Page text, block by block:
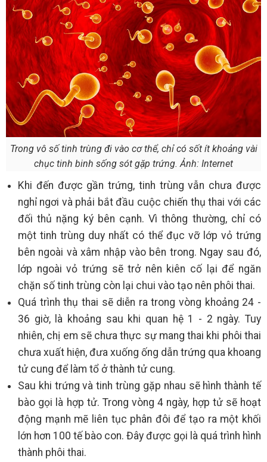
Trong vô số tinh trùng đi vào cơ thể, chỉ có sốt ít khoảng vài
chục tinh binh sống sót gặp trứng. Ảnh: Internet
Khi đến được gần trứng, tinh trùng vẫn chưa được
nghỉ ngơi và phải bắt đầu cuộc chiến thụ thai với các
đối thủ nặng ký bên cạnh. Vì thông thường, chỉ có
một tinh trùng duy nhất có thể đục vỡ lớp vỏ trứng
bên ngoài và xâm nhập vào bên trong. Ngay sau đó,
lớp ngoài vỏ trứng sẽ trở nên kiên cố lại để ngăn
chặn số tinh trùng còn lại chui vào tạo nên phôi thai.
Quá trình thụ thai sẽ diễn ra trong vòng khoảng 24 -
36 giờ, là khoảng sau khi quan hệ 1 - 2 ngày. Tuy
nhiên, chị em sẽ chưa thực sự mang thai khi phôi thai
chưa xuất hiện, đưa xuống ống dẫn trứng qua khoang
tử cung để làm tổ ở thành tử cung.
Sau khi trứng và tinh trùng gặp nhau sẽ hình thành tế
bào gọi là hợp tử. Trong vòng 4 ngày, hợp tử sẽ hoạt
động mạnh mẽ liên tục phân đôi để tạo ra một khối
lớn hơn 100 tế bào con. Đây được gọi là quá trình hình
thành phôi thai.